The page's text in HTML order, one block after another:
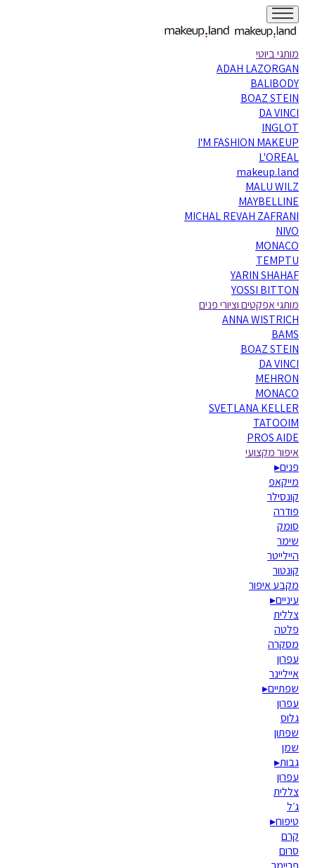
מותגי ביוטי
ADAH LAZORGAN
BALIBODY
BOAZ STEIN
DA VINCI
INGLOT
I'M FASHION MAKEUP
L'OREAL
makeup.land
MALU WILZ
MAYBELLINE
MICHAL REVAH ZAFRANI
NIVO
MONACO
TEMPTU
YARIN SHAHAF
YOSSI BITTON
מותגי אפקטים וציורי פנים
ANNA WISTRICH
BAMS
BOAZ STEIN
DA VINCI
MEHRON
MONACO
SVETLANA KELLER
TATOOIM
PROS AIDE
איפור מקצועי
פנים▸
מייקאפ
קונסילר
פודרה
סומק
שימר
היילייטר
קונטור
מקבע איפור
עיניים▸
צללית
פלטה
מסקרה
עפרון
אייליינר
שפתיים▸
עפרון
גלוס
שפתון
שמן
גבות▸
עפרון
צללית
ג׳ל
טיפוח▸
קרם
סרום